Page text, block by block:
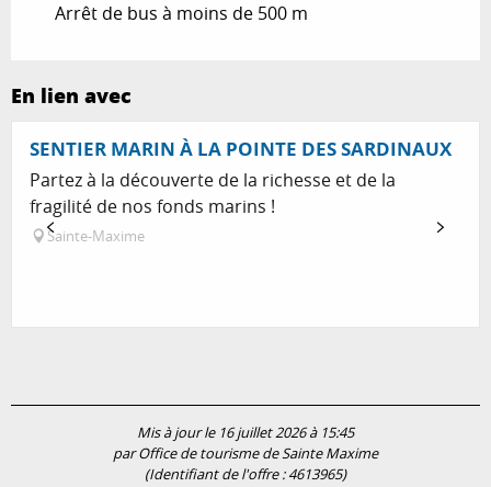
Arrêt de bus à moins de 500 m
En lien avec
SENTIER MARIN À LA POINTE DES SARDINAUX
Partez à la découverte de la richesse et de la
fragilité de nos fonds marins !
Sainte-Maxime
Mis à jour le 16 juillet 2026 à 15:45
par Office de tourisme de Sainte Maxime
(Identifiant de l'offre :4613965)